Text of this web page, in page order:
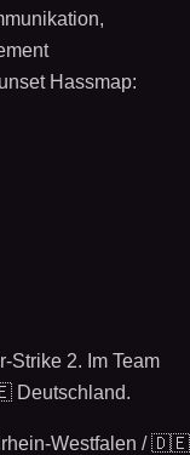
Hassmap:
Strike 2. Im Team
Deutschland.
Westfalen / 🇩🇪